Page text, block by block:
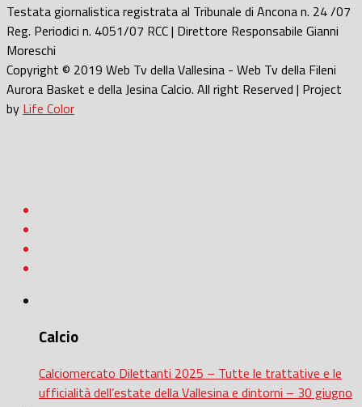
Testata giornalistica registrata al Tribunale di Ancona n. 24 /07
Reg. Periodici n. 4051/07 RCC | Direttore Responsabile Gianni
Moreschi
Copyright © 2019 Web Tv della Vallesina - Web Tv della Fileni
Aurora Basket e della Jesina Calcio. All right Reserved | Project
by Life Color
Calcio
Calciomercato Dilettanti 2025 – Tutte le trattative e le
ufficialità dell’estate della Vallesina e dintorni – 30 giugno